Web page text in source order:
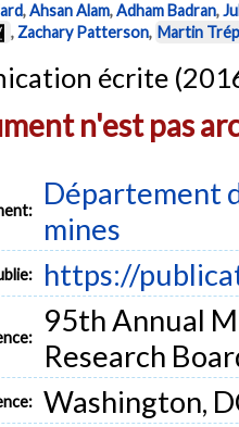
,Ahsan Alam,Adham Badran,
, Zachary Patterson, Martin
écrite
n'est pas
Département
mines
https://
95th Annual
Research
Washington,